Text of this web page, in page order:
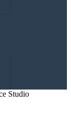
Studio